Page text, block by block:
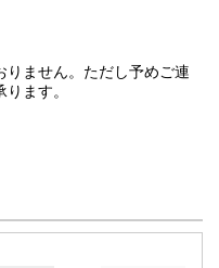
りません。ただし予めご連
ます。